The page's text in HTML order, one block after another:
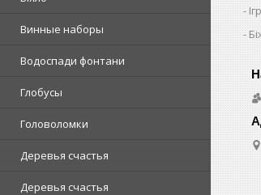
Винные наборы
Водоспади фонтани
Глобусы
Головоломки
Деревья счастья
Деревья счастья